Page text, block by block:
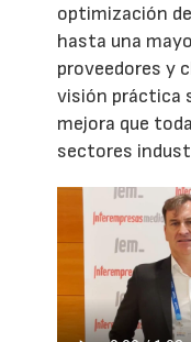
optimización
hasta una
proveedores y
visión práctica
mejora que
sectores